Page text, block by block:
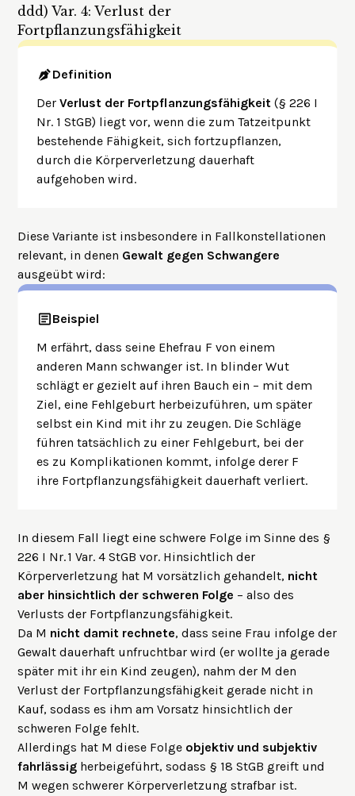
ddd) Var. 4: Verlust der
Fortpflanzungsfähigkeit
Definition
DerVerlust der Fortpflanzungsfähigkeit (§ 226 I
Nr. 1 StGB) liegt vor, wenn die zum Tatzeitpunkt
bestehende Fähigkeit, sich fortzupflanzen,
durch die Körperverletzung dauerhaft
aufgehoben wird.
Diese Variante ist insbesondere in Fallkonstellationen
relevant, in denen Gewalt gegen Schwangere
ausgeübt wird:
Beispiel
M erfährt, dass seine Ehefrau F von einem
anderen Mann schwanger ist. In blinder Wut
schlägt er gezielt auf ihren Bauch ein – mit dem
Ziel, eine Fehlgeburt herbeizuführen, um später
selbst ein Kind mit ihr zu zeugen. Die Schläge
führen tatsächlich zu einer Fehlgeburt, bei der
es zu Komplikationen kommt, infolge derer F
ihre Fortpflanzungsfähigkeit dauerhaft verliert.
In diesem Fall liegt eine schwere Folge im Sinne des §
226 I Nr. 1 Var. 4 StGB vor. Hinsichtlich der
Körperverletzung hat M vorsätzlich gehandelt, nicht
aber hinsichtlich der schweren Folge – also des
Verlusts der Fortpflanzungsfähigkeit.
Da M nicht damit rechnete, dass seine Frau infolge der
Gewalt dauerhaft unfruchtbar wird (er wollte ja gerade
später mit ihr ein Kind zeugen), nahm der M den
Verlust der Fortpflanzungsfähigkeit gerade nicht in
Kauf, sodass es ihm am Vorsatz hinsichtlich der
schweren Folge fehlt.
Allerdings hat M diese Folge objektiv und subjektiv
fahrlässig herbeigeführt, sodass § 18 StGB greift und
M wegen schwerer Körperverletzung strafbar ist.